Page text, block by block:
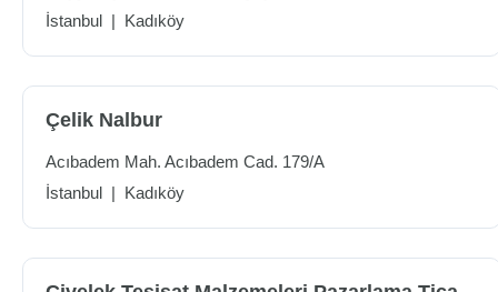
İstanbul | Kadıköy
Çelik Nalbur
Acıbadem Mah. Acıbadem Cad. 179/A
İstanbul | Kadıköy